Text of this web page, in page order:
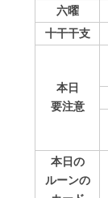
六曜
十干干支
本日
要注意
本日の
ルーンの